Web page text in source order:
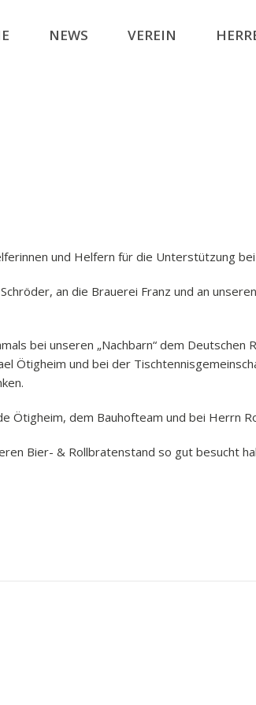
NEWS VEREIN
und Helfern für die Unterstützung
an die Brauerei Franz und an
bei unseren „Nachbarn“ dem
Ötigheim und bei der
Ötigheim, dem Bauhofteam und bei Herrn
Bier- & Rollbratenstand so gut besucht